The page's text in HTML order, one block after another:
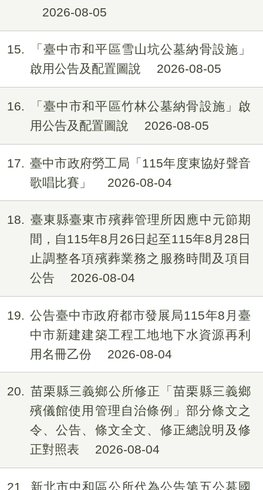
2026-08-05
15
「臺中市和平區雪山坑公墓納骨設施」
啟用公告及配置圖說
2026-08-05
16
「臺中市和平區竹林公墓納骨設施」啟
用公告及配置圖說
2026-08-05
17
臺中市政府勞工局「115年度東協好聲音
歌唱比賽」
2026-08-04
18
臺東縣臺東市殯葬管理所因應中元節期
間，自115年8月26日起至115年8月28日
止調整各項殯葬業務之服務時間及項目
公告
2026-08-04
19
公告臺中市政府都市發展局115年8月臺
中市新建建築工程工地地下水資源再利
用名冊乙份
2026-08-04
20
苗栗縣三義鄉公所修正「苗栗縣三義鄉
殯儀館使用管理自治條例」部分條文之
令、公告、條文全文、修正總說明及修
正對照表
2026-08-04
21 新北市中和區公所代為公告第五公墓國